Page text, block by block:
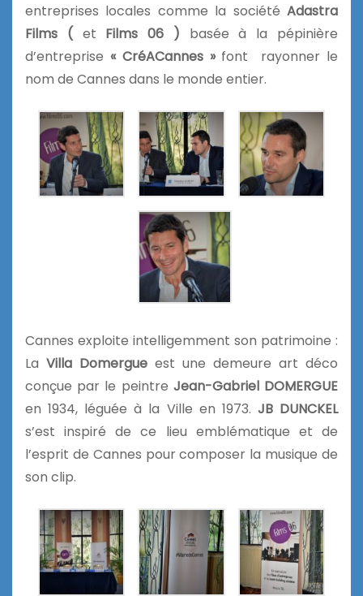
entreprises locales comme la société Adastra
Films (et Films 06 ) basée à la pépinière
d’entreprise « CréACannes »font
rayonner le
nom de Cannes dans le monde entier.
Cannes exploite intelligemment son patrimoine :
La Villa Domergue est une demeure art déco
conçue par le peintre Jean-Gabriel DOMERGUE
en 1934, léguée à la Ville en 1973. JB DUNCKEL
s’est inspiré de ce lieu emblématique et de
l’esprit de Cannes pour composer la musique de
son clip.